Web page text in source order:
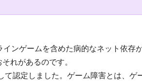
ンゲームを含めた病的なネット依存
れがあるのです。
認定しました。ゲーム障害とは、ゲ